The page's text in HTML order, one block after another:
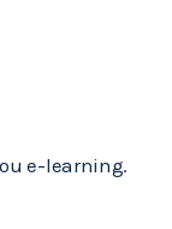
e-learning.